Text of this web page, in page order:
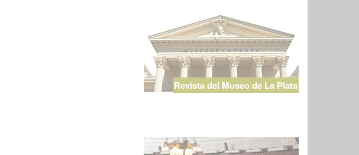
Revista del Museo de La Plata